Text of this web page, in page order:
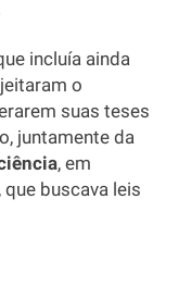
incluía ainda
o
suas teses
juntamente da
, em
buscava leis